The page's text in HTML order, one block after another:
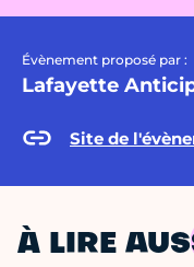
Évènement proposé par :
Lafayette
Site de
À LIRE